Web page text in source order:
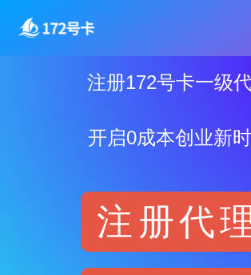
内
注册172号卡一级
开启0成本创业新
注册代